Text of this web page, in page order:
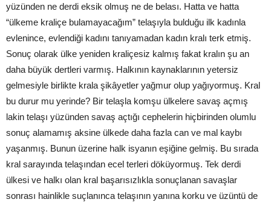
yüzünden ne derdi eksik olmuş ne de belası. Hatta ve hatta
“ülkeme kraliçe bulamayacağım” telaşıyla bulduğu ilk kadınla
evlenince, evlendiği kadını tanıyamadan kadın kralı terk etmiş.
Sonuç olarak ülke yeniden kraliçesiz kalmış fakat kralın şu an
daha büyük dertleri varmış. Halkının kaynaklarının yetersiz
gelmesiyle birlikte krala şikâyetler yağmur olup yağıyormuş. Kral
bu durur mu yerinde? Bir telaşla komşu ülkelere savaş açmış
lakin telaşı yüzünden savaş açtığı cephelerin hiçbirinden olumlu
sonuç alamamış aksine ülkede daha fazla can ve mal kaybı
yaşanmış. Bunun üzerine halk isyanın eşiğine gelmiş. Bu sırada
kral sarayında telaşından ecel terleri döküyormuş. Tek derdi
ülkesi ve halkı olan kral başarısızlıkla sonuçlanan savaşlar
sonrası hainlikle suçlanınca telaşının yanına korku ve üzüntü de